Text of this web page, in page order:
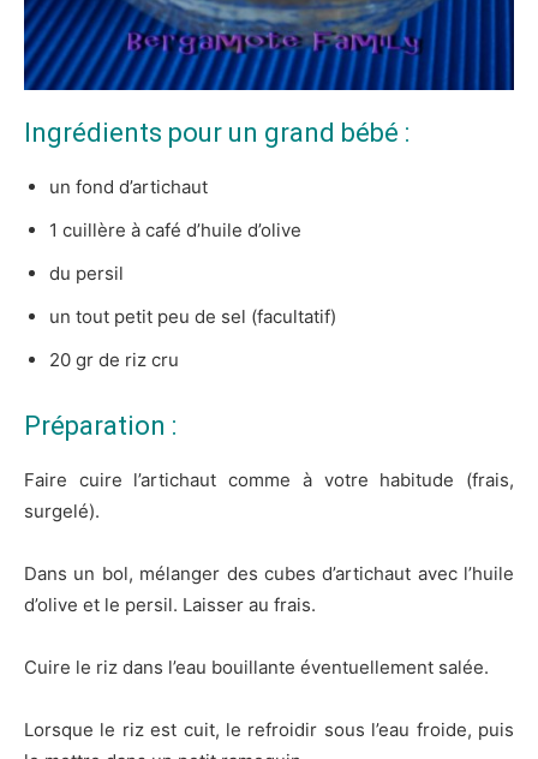
Ingrédients pour un grand bébé :
un fond d’artichaut
1 cuillère à café d’huile d’olive
du persil
un tout petit peu de sel (facultatif)
20 gr de riz cru
Préparation :
Faire cuire l’artichaut comme à votre habitude (frais,
surgelé).
Dans un bol, mélanger des cubes d’artichaut avec l’huile
d’olive et le persil. Laisser au frais.
Cuire le riz dans l’eau bouillante éventuellement salée.
Lorsque le riz est cuit, le refroidir sous l’eau froide, puis